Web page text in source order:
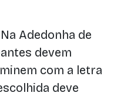
Na Adedonha de
devem
com a letra
deve